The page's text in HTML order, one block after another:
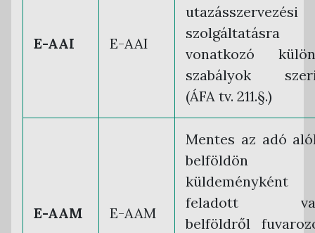
E-AAI E-AAI
utazásszervezési
szolgáltatásra
vonatkozó
szabályok
(ÁFA tv. 211.§.)
E-AAM E-AAM
Mentes az adó
belföldön
küldeményként
feladott
belföldről